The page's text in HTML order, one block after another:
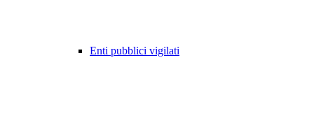
Enti pubblici vigilati